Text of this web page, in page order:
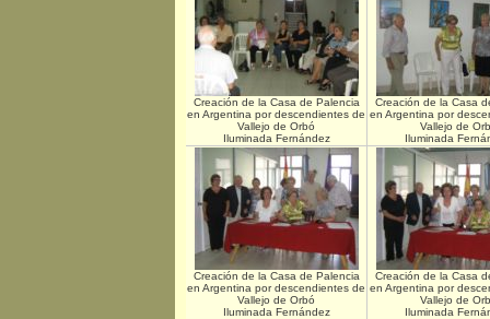
Creación de la Casa de Palencia
en Argentina por descendientes de
Vallejo de Orbó
Iluminada Fernández
Creación de la Casa
en Argentina por
Vallejo de
Iluminada
Creación de la Casa de Palencia
en Argentina por descendientes de
Vallejo de Orbó
Iluminada Fernández
Creación de la Casa
en Argentina por
Vallejo de
Iluminada